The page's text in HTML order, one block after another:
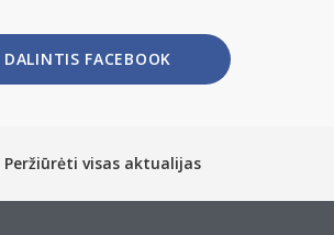
DALINTIS FACEBOOK
Peržiūrėti visas aktualijas